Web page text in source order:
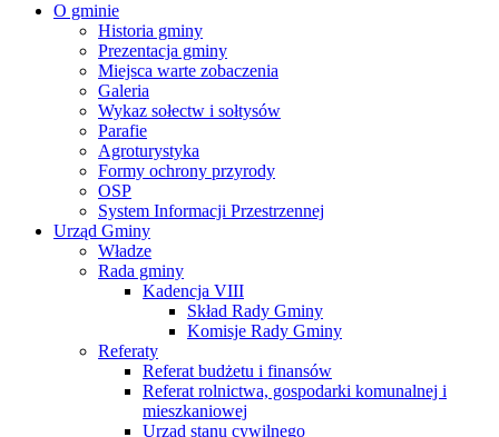
O gminie
Historia gminy
Prezentacja gminy
Miejsca warte zobaczenia
Galeria
Wykaz sołectw i sołtysów
Parafie
Agroturystyka
Formy ochrony przyrody
OSP
System Informacji Przestrzennej
Urząd Gminy
Władze
Rada gminy
Kadencja VIII
Skład Rady Gminy
Komisje Rady Gminy
Referaty
Referat budżetu i finansów
Referat rolnictwa, gospodarki komunalnej i
mieszkaniowej
Urząd stanu cywilnego